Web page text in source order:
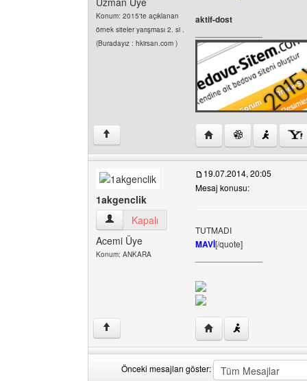
Konum: 2015'te açıklanan
örnek siteler yarışması 2. si .
(Buradayız : hkirsan.com )
aktif-dost
↑ Yazarın web sitesini
1akgenclik
1akgenclik Kullanıcının profilini görüntüle
Kapalı
Acemi Üye
Konum: ANKARA
19.07.2014, 20:05
Mesaj konusu:
TUTMADI
MAVİ[/quote]
↑ Yazarın web sitesini
Önceki mesajları göster: